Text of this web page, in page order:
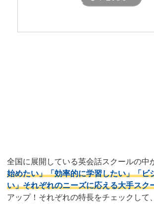
全国に展開している英会話スクールの中
始めたい」「効率的に学習したい」「ビ
い」それぞれのニーズに応える大手スク
アップ！それぞれの特長をチェックして